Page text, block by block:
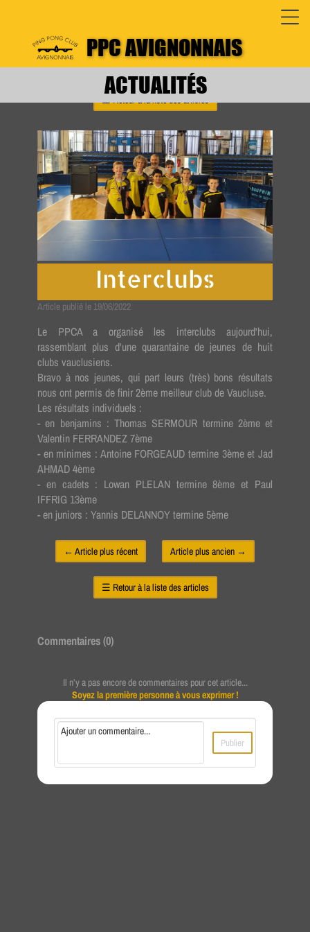
PPC AVIGNONNAIS
ACTUALITÉS
☰Retour à la liste des articles
Interclubs
Article publié le 19/06/2022
Le PPCA a organisé les interclubs aujourd'hui,
rassemblant plus d'une quarantaine de jeunes de huit
clubs vauclusiens.
Bravo à nos jeunes, qui part leurs (très) bons résultats
nous ont permis de finir 2ème meilleur club de Vaucluse.
Les résultats individuels :
- en benjamins : Thomas SERMOUR termine 2ème et
Valentin FERRANDEZ 7ème
- en minimes : Antoine FORGEAUD termine 3ème et Jad
AHMAD 4ème
- en cadets : Lowan PLELAN termine 8ème et Paul
IFFRIG 13ème
- en juniors : Yannis DELANNOY termine 5ème
← Article plus récent Article plus ancien →
☰ Retour à la liste des articles
Commentaires (0)
Il n’y a pas encore de commentaires pour cet article...
Soyez la première personne à vous exprimer !
Publier